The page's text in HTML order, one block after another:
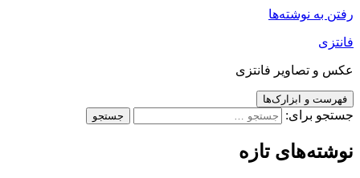
رفتن به نوشته‌ها
فانتزی
عکس و تصاویر فانتزی
فهرست و ابزارک‌ها
جستجو برای:
نوشته‌های تازه